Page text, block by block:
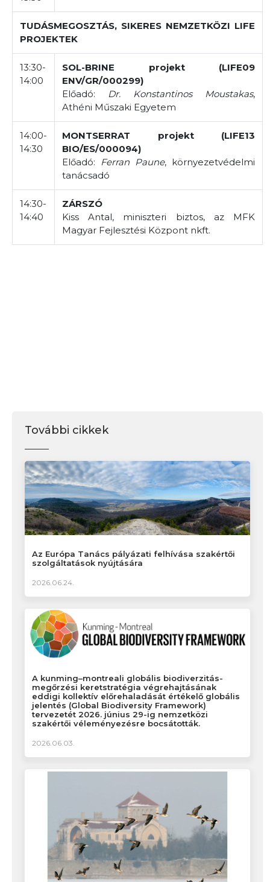
TUDÁSMEGOSZTÁS, SIKERES NEMZETKÖZI LIFE
PROJEKTEK
13:30-
14:00
SOL-BRINE projekt (LIFE09
ENV/GR/000299)
Előadó: Dr. Konstantinos Moustakas,
Athéni Műszaki Egyetem
14:00-
14:30
MONTSERRAT projekt (LIFE13
BIO/ES/000094)
Előadó: Ferran Paune, környezetvédelmi
tanácsadó
14:30-
14:40
ZÁRSZÓ
Kiss Antal, miniszteri biztos, az MFK
Magyar Fejlesztési Központ nkft.
További cikkek
Az Európa Tanács pályázati felhívása szakértői
szolgáltatások nyújtására
2026.06.24.
A kunming–montreali globális biodiverzitás-
megőrzési keretstratégia végrehajtásának
eddigi kollektív előrehaladását értékelő globális
jelentés (Global Biodiversity Framework)
tervezetét 2026. június 29-ig nemzetközi
szakértői véleményezésre bocsátották.
2026.06.03.